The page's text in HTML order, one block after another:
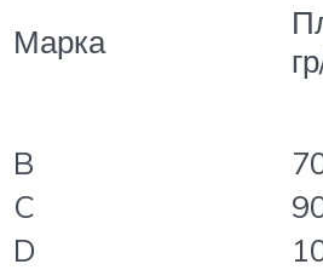
Марка
B
C
D